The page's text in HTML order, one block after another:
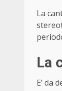
La
La
E’ da